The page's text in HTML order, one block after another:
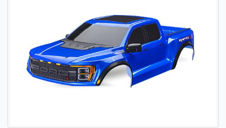
Luftschrauben Finder
Sendungsverfolgung DHL
Sendungsverfolgung DPD